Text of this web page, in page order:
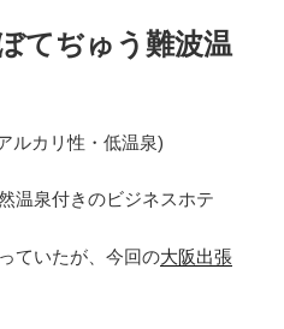
てぢゅう難波温
ルカリ性・低温泉)
温泉付きのビジネスホテ
ていたが、今回の大阪出張